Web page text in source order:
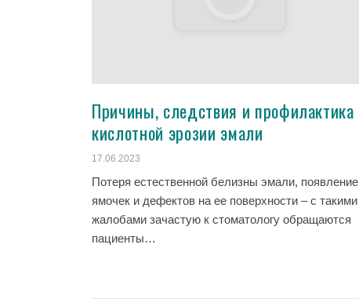
Причины, следствия и профилактика
кислотной эрозии эмали
17.06.2023
Потеря естественной белизны эмали, появление
ямочек и дефектов на ее поверхности – с такими
жалобами зачастую к стоматологу обращаются
пациенты…